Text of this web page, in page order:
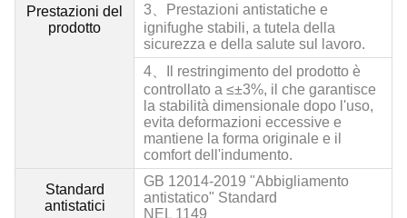
Prestazioni del
prodotto
3、
Prestazioni antistatiche e
ignifughe stabili, a tutela della
sicurezza e della salute sul lavoro.
4、
Il restringimento del prodotto è
controllato a ≤±3%, il che garantisce
la stabilità dimensionale dopo l'uso,
evita deformazioni eccessive e
mantiene la forma originale e il
comfort dell'indumento.
Standard
antistatici
GB 12014-2019 "Abbigliamento
antistatico" Standard
NEL 1149